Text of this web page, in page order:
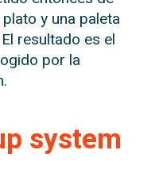
y una paleta
resultado es el
por la
system